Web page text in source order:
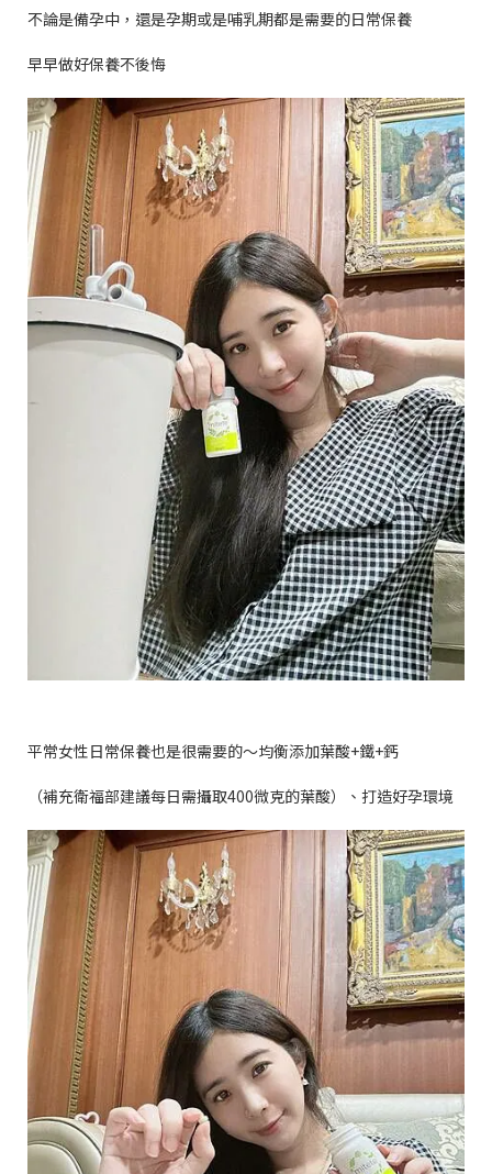
不論是備孕中，還是孕期或是哺乳期都是需要的日常保養
早早做好保養不後悔
平常女性日常保養也是很需要的～均衡添加葉酸+鐵+鈣
（補充衛福部建議每日需攝取400微克的葉酸）、打造好孕環境